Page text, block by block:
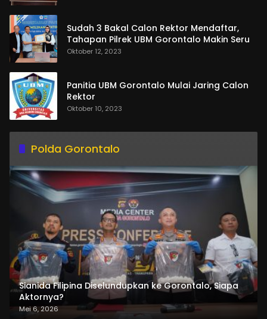
Sudah 3 Bakal Calon Rektor Mendaftar,
Tahapan Pilrek UBM Gorontalo Makin Seru
Oktober 12, 2023
Panitia UBM Gorontalo Mulai Jaring Calon
Rektor
Oktober 10, 2023
Polda Gorontalo
Sianida Filipina Diselundupkan ke Gorontalo, Siapa
Aktornya?
Mei 6, 2026